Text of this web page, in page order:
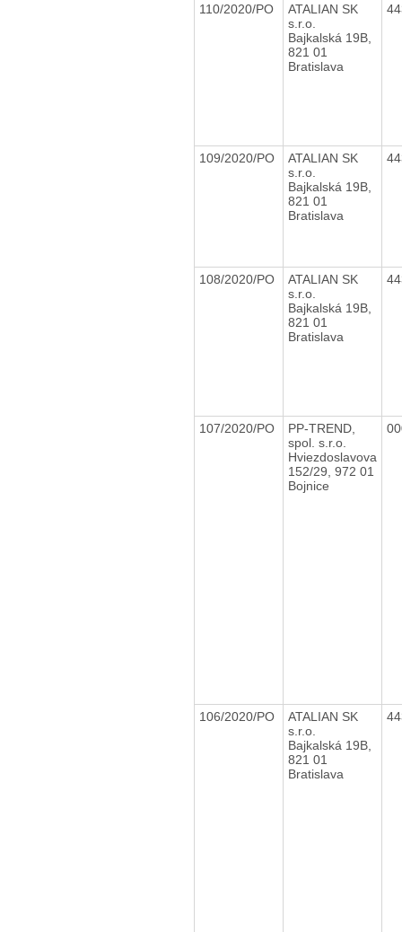
110/2020/PO
ATALIAN SK
s.r.o.
Bajkalská 19B,
821 01
Bratislava
109/2020/PO
ATALIAN SK
s.r.o.
Bajkalská 19B,
821 01
Bratislava
108/2020/PO
ATALIAN SK
s.r.o.
Bajkalská 19B,
821 01
Bratislava
107/2020/PO
PP-TREND,
spol. s.r.o.
Hviezdoslavova
152/29, 972 01
Bojnice
106/2020/PO
ATALIAN SK
s.r.o.
Bajkalská 19B,
821 01
Bratislava